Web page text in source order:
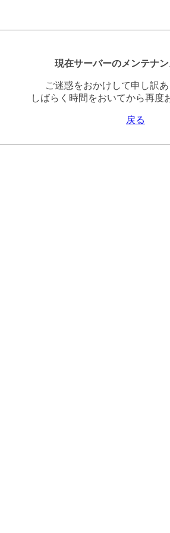
現在サーバーのメンテナン
ご迷惑をおかけして申し訳あ
しばらく時間をおいてから再度
戻る